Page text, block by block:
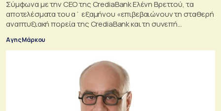
Σύμφωνα με την CEO της CrediaBank Ελένη Βρεττού, τα
αποτελέσματα του α΄ εξαμήνου «επιβεβαιώνουν τη σταθερή
αναπτυξιακή πορεία της CrediaBank και τη συνεπή
υλοποίηση της στρατηγικής μας»
Αγης Μάρκου